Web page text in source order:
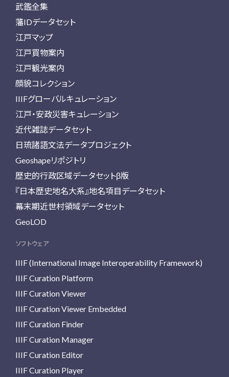
武鑑全集
藩IDデータセット
江戸マップ
江戸買物案内
江戸観光案内
顔貌コレクション
IIIFグローバルキュレーション
江戸・安政災害キュレーション
近代雑誌データセット
日琉諸語文法データプロジェクト
Geoshapeリポジトリ
歴史的行政区域データセットβ版
『日本歴史地名大系』地名項目データセット
幕末期近世村領域データセット
GeoLOD
ソフトウェア
IIIF (International Image Interoperability Framework)
IIIF Curation Platform
IIIF Curation Viewer
IIIF Curation Viewer Embedded
IIIF Curation Finder
IIIF Curation Manager
IIIF Curation Editor
IIIF Curation Player